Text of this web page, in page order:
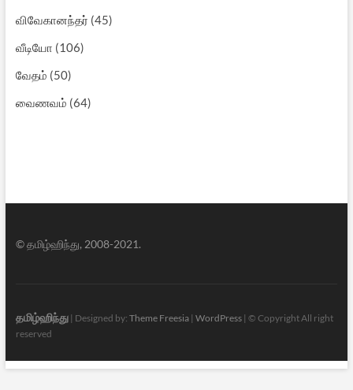
விவேகானந்தர் (45)
வீடியோ (106)
வேதம் (50)
வைணவம் (64)
© தமிழ்ஹிந்து, 2008-2021.
தமிழ்ஹிந்து| Designed by: Theme Freesia| WordPress| © Copyright All right
reserved